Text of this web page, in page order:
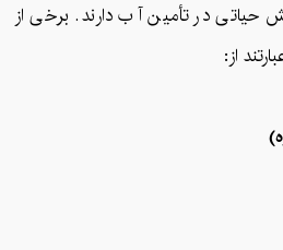
در تأمین آب دارند. برخی از
از: